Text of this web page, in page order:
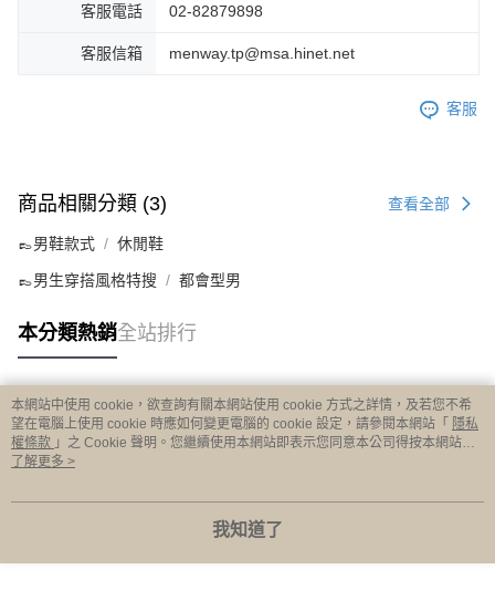
客服電話 02-82879898
客服信箱 menway.tp@msa.hinet.net
客服
商品相關分類 (3) 查看全部
👞男鞋款式 休閒鞋
👞男生穿搭風格特搜 都會型男
本分類熱銷全站排行
熱門標籤
本網站中使用 cookie，欲查詢有關本網站使用 cookie 方式之詳情，及若您不希
望在電腦上使用 cookie 時應如何變更電腦的 cookie 設定，請參閱本網站「 隱私
權條款 」之 Cookie 聲明。您繼續使用本網站即表示您同意本公司得按本網站使
用條款之 Cookie 聲明使用 cookie。
了解更多 >
我知道了